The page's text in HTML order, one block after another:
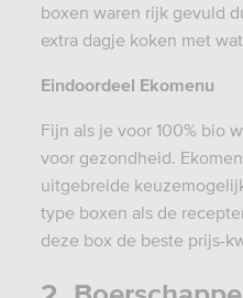
boxen waren rijk gevuld
extra dagje koken met
Eindoordeel Ekomenu
Fijn als je voor 100% bio
voor gezondheid.
uitgebreide
type boxen als de
deze box de beste prijs-